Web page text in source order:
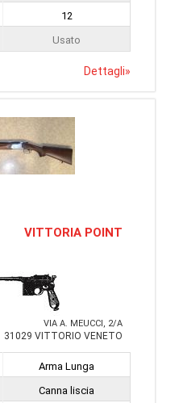
12
Usato
Dettagli»
VITTORIA POINT
VIA A. MEUCCI, 2/A
31029 VITTORIO VENETO
Arma Lunga
Canna liscia